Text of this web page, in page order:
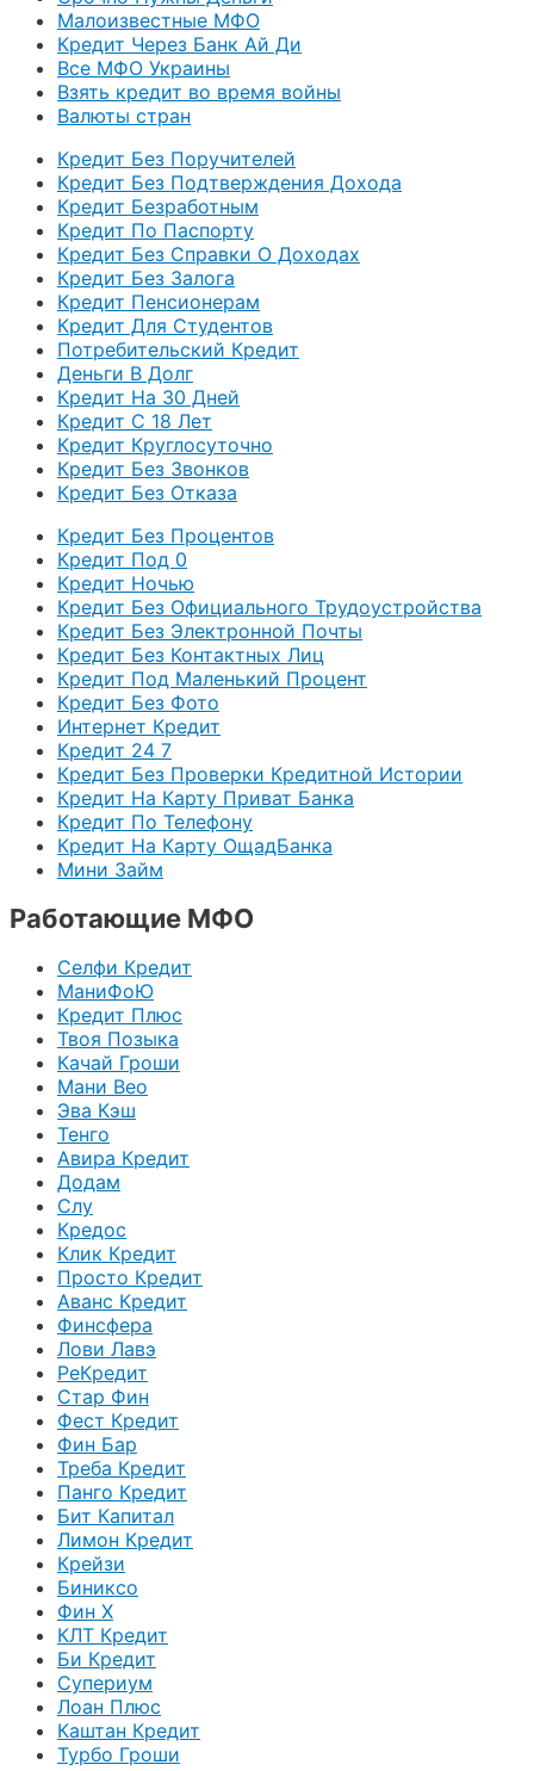
Малоизвестные МФО
Кредит Через Банк Ай Ди
Все МФО Украины
Взять кредит во время войны
Валюты стран
Кредит Без Поручителей
Кредит Без Подтверждения Дохода
Кредит Безработным
Кредит По Паспорту
Кредит Без Справки О Доходах
Кредит Без Залога
Кредит Пенсионерам
Кредит Для Студентов
Потребительский Кредит
Деньги В Долг
Кредит На 30 Дней
Кредит С 18 Лет
Кредит Круглосуточно
Кредит Без Звонков
Кредит Без Отказа
Кредит Без Процентов
Кредит Под 0
Кредит Ночью
Кредит Без Официального Трудоустройства
Кредит Без Электронной Почты
Кредит Без Контактных Лиц
Кредит Под Маленький Процент
Кредит Без Фото
Интернет Кредит
Кредит 24 7
Кредит Без Проверки Кредитной Истории
Кредит На Карту Приват Банка
Кредит По Телефону
Кредит На Карту ОщадБанка
Мини Займ
Работающие МФО
Селфи Кредит
МаниФоЮ
Кредит Плюс
Твоя Позыка
Качай Гроши
Мани Вео
Эва Кэш
Тенго
Авира Кредит
Додам
Слу
Кредос
Клик Кредит
Просто Кредит
Аванс Кредит
Финсфера
Лови Лавэ
РеКредит
Стар Фин
Фест Кредит
Фин Бар
Треба Кредит
Панго Кредит
Бит Капитал
Лимон Кредит
Крейзи
Биниксо
Фин Х
КЛТ Кредит
Би Кредит
Супериум
Лоан Плюс
Каштан Кредит
Турбо Гроши